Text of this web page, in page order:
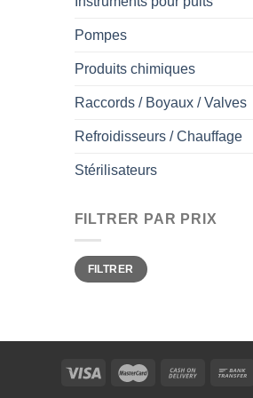
Pompes
Produits chimiques
Raccords / Boyaux / Valves
Refroidisseurs / Chauffage
Stérilisateurs
FILTRER PAR PRIX
Prix
min
Prix
maxFILTRER